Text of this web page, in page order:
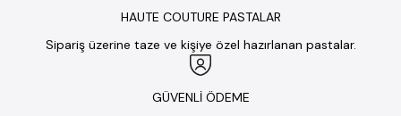
HAUTE COUTURE PASTALAR
Sipariş üzerine taze ve kişiye özel hazırlanan pastalar.
GÜVENLİ ÖDEME